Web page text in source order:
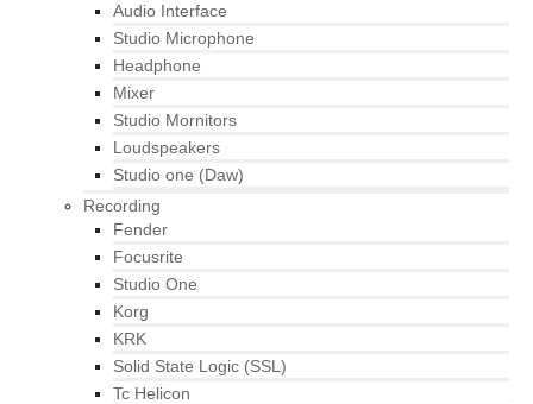
Audio Interface
Studio Microphone
Headphone
Mixer
Studio Mornitors
Loudspeakers
Studio one (Daw)
Recording
Fender
Focusrite
Studio One
Korg
KRK
Solid State Logic (SSL)
Tc Helicon